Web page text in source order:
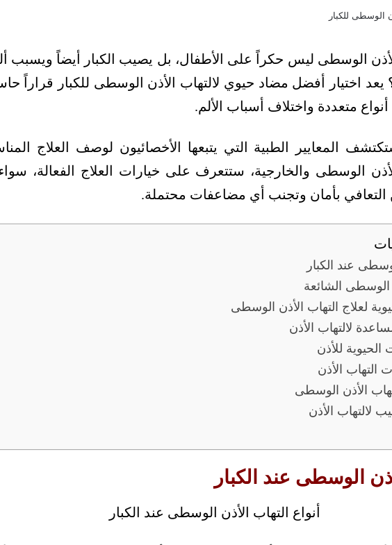
الوسطى ليس حكراً على الأطفال، بل يصيب الكبار أيضاً ويسبب
يعد اختيار أفضل مضاد حيوي لالتهاب الأذن الوسطى للكبار قراراً
متعددة واختلاف أسباب الألم.
المعايير الطبية التي يتبعها الأخصائيون لوصف العلاج
الوسطى والخارجية، ستتعرف على خيارات العلاج الفعالة، سواء
التعافي بأمان وتجنب أي مضاعفات محتملة.
عند الكبار
الوسطى الشائعة
لعلاج التهاب الأذن الوسطى
لالتهاب الأذن
الحيوية للأذن
التهاب الأذن
الأذن الوسطى
لالتهاب الأذن
الوسطى عند الكبار